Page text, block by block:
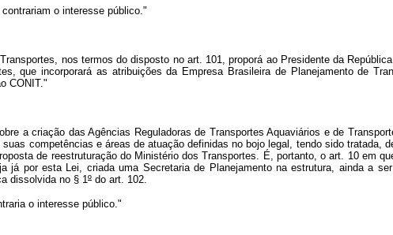
contrariam o interesse público."
nos termos do disposto no art. 101, proporá ao Presidente da
que incorporará as atribuições da Empresa Brasileira de Planejamento de
CONIT."
a criação das Agências Reguladoras de Transportes Aquaviários e de
competências e áreas de atuação definidas no bojo legal, tendo sido tratada,
de reestruturação do Ministério dos Transportes. É, portanto, o art. 10 em
já por esta Lei, criada uma Secretaria de Planejamento na estrutura, ainda a
dissolvida no § 1º do art. 102.
o interesse público."